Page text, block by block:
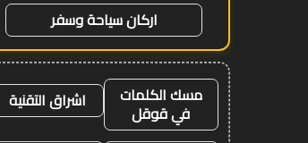
اركان سياحة وسفر
مسك الكلمات
في قوقل اشراق التقنية